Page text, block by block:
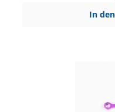
In den